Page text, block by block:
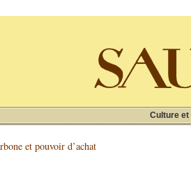
Culture et
et pouvoir d’achat